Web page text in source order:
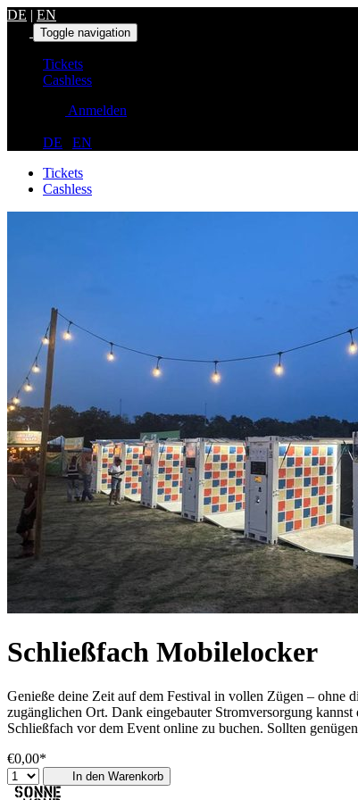
DE | EN
Toggle navigation
Tickets
Cashless
Anmelden
DE
EN
Tickets
Cashless
Schließfach Mobilelocker
Genieße deine Zeit auf dem Festival in vollen Zügen – ohne
zugänglichen Ort. Dank eingebauter Stromversorgung
Schließfach vor dem Event online zu buchen. Sollten
€0,00*
In den Warenkorb